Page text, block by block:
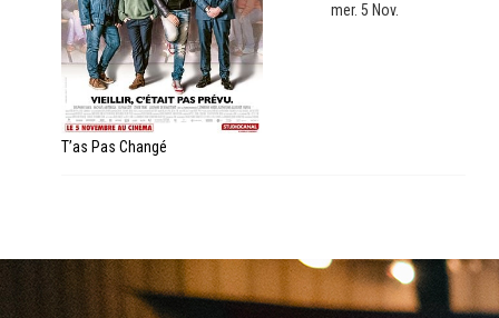
T’as Pas Changé
mer. 5 Nov.